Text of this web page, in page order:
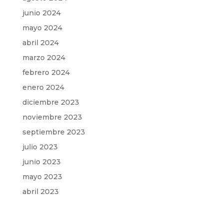
junio 2024
mayo 2024
abril 2024
marzo 2024
febrero 2024
enero 2024
diciembre 2023
noviembre 2023
septiembre 2023
julio 2023
junio 2023
mayo 2023
abril 2023